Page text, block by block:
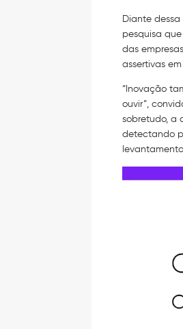
Diante
pesquisa
das
assertivas
“Inovação
ouvir”,
sobretudo, a
detectando